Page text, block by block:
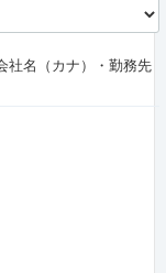
社名（カナ）・勤務先